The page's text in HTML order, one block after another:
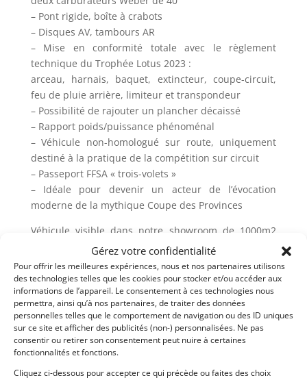
Gérez votre confidentialité
Pour offrir les meilleures expériences, nous et nos partenaires utilisons
des technologies telles que les cookies pour stocker et/ou accéder aux
informations de l’appareil. Le consentement à ces technologies nous
permettra, ainsi qu’à nos partenaires, de traiter des données
personnelles telles que le comportement de navigation ou des ID uniques
sur ce site et afficher des publicités (non-) personnalisées. Ne pas
consentir ou retirer son consentement peut nuire à certaines
fonctionnalités et fonctions.
Cliquez ci-dessous pour accepter ce qui précède ou faites des choix
– Pont rigide, boîte à crabots
– Disques AV, tambours AR
– Mise en conformité totale avec le règlement
technique du Trophée Lotus 2023 :
arceau, harnais, baquet, extincteur, coupe-circuit,
feu de pluie arrière, limiteur et transpondeur
– Possibilité de rajouter un plancher décaissé
– Rapport poids/puissance phénoménal
– Véhicule non-homologué sur route, uniquement
destiné à la pratique de la compétition sur circuit
– Passeport FFSA « trois-volets »
– Idéale pour devenir un acteur de l’évocation
moderne de la mythique Coupe des Provinces
Véhicule visible dans notre showroom de 1000m2
situé aux portes de Lyon.
Descriptif complet & photos de détails à retrouver
sur notre site internet dans la rubrique AUTOS.
Financement possible.
Partager cette annonce